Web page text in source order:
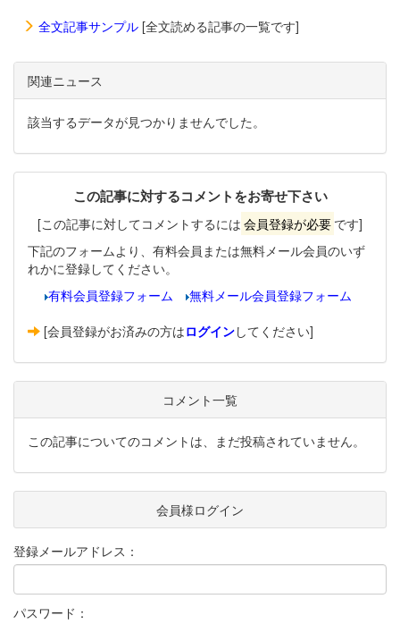
全文記事サンプル [全文読める記事の一覧です]
関連ニュース
該当するデータが見つかりませんでした。
この記事に対するコメントをお寄せ下さい
[この記事に対してコメントするには 会員登録が必要 です]
下記のフォームより、有料会員または無料メール会員のいず
れかに登録してください。
有料会員登録フォーム
無料メール会員登録フォーム
[会員登録がお済みの方はログインしてください]
コメント一覧
この記事についてのコメントは、まだ投稿されていません。
会員様ログイン
登録メールアドレス：
パスワード：